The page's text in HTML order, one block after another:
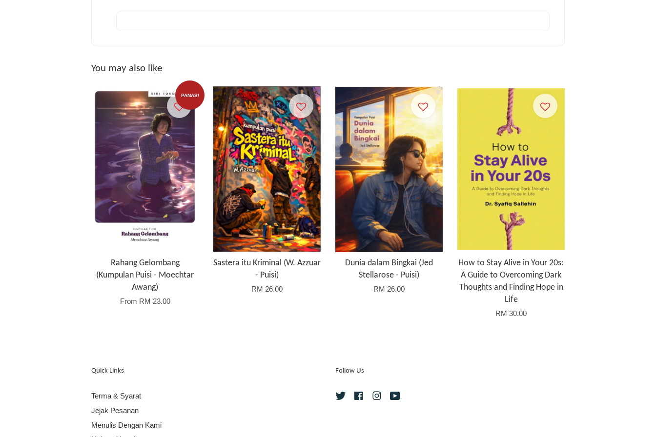
You may also like
PANAS!
Rahang Gelombang
(Kumpulan Puisi - Moechtar
Awang)
From RM 23.00
Sastera itu Kriminal (W. Azzuar
- Puisi)
RM 26.00
Dunia dalam Bingkai (Jed
Stellarose - Puisi)
RM 26.00
How to Stay Alive in Your 20s:
A Guide to Overcoming Dark
Thoughts and Finding Hope in
Life
RM 30.00
Quick Links
Terma & Syarat
Jejak Pesanan
Menulis Dengan Kami
Follow Us
Twitter FacebookInstagram